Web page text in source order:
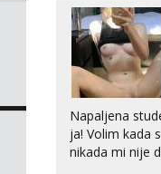
Tel:
Napaljena
ja! Volim kada
nikada mi nije